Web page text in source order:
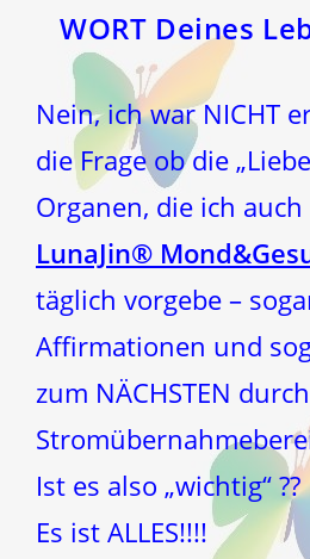
WORT Deines
Nein, ich war NICHT
die Frage ob die
Organen, die ich
LunaJin®
täglich vorgebe –
Affirmationen und
zum NÄCHSTEN
Ist es also „wichtig“ ??
Es ist ALLES!!!!